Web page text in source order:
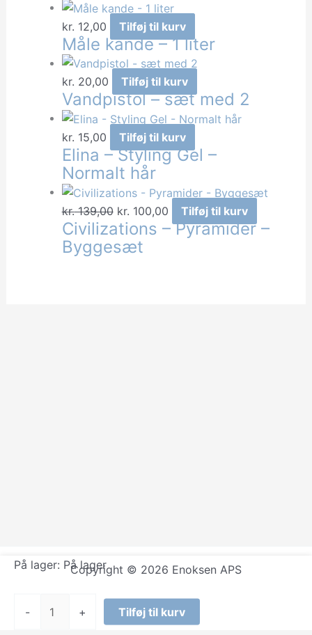
kr. 12,00 Tilføj til kurv
Måle kande – 1 liter
kr. 20,00 Tilføj til kurv
Vandpistol – sæt med 2
kr. 15,00 Tilføj til kurv
Elina – Styling Gel –
Normalt hår
kr.139,00 Den
oprindelige
pris
kr. 100,00Den
aktuelle
Tilføj til kurv
Civilizations – Pyramider –
Byggesæt
Copyright © 2026 Enoksen APS
På lager: På lager
- + Tilføj til kurv